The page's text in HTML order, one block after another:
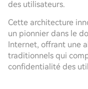
des utilisateurs.
Cette architecture
un pionnier dans le
Internet, offrant une
traditionnels qui
confidentialité des